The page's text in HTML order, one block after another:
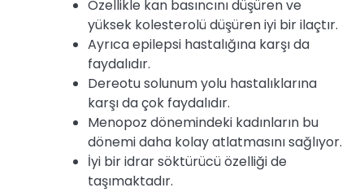
Özellikle kan basıncını düşüren ve
yüksek kolesterolü düşüren iyi bir ilaçtır.
Ayrıca epilepsi hastalığına karşı da
faydalıdır.
Dereotu solunum yolu hastalıklarına
karşı da çok faydalıdır.
Menopoz dönemindeki kadınların bu
dönemi daha kolay atlatmasını sağlıyor.
İyi bir idrar söktürücü özelliği de
taşımaktadır.